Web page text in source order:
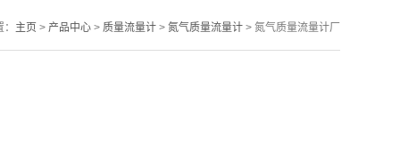
主页 > 产品中心> 质量流量计> 氮气质量流量计> 氮气质量流量计厂